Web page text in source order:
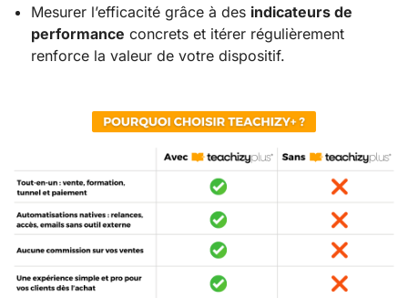
Mesurer l’efficacité grâce à des indicateurs de
performance concrets et itérer régulièrement
renforce la valeur de votre dispositif.